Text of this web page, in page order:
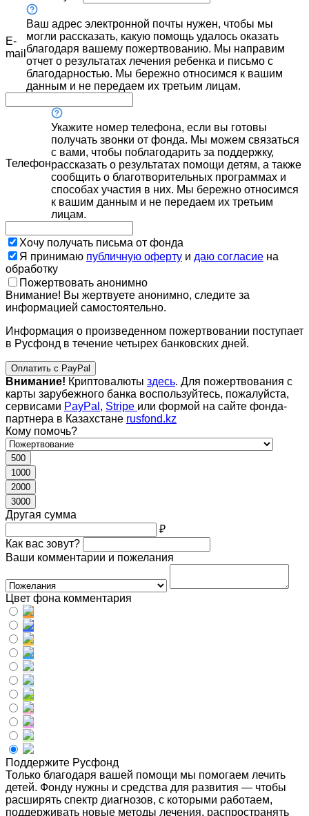
E-
mail
Ваш адрес электронной почты нужен, чтобы мы
могли рассказать, какую помощь удалось оказать
благодаря вашему пожертвованию. Мы направим
отчет о результатах лечения ребенка и письмо с
благодарностью. Мы бережно относимся к вашим
данным и не передаем их третьим лицам.
Телефон
Укажите номер телефона, если вы готовы
получать звонки от фонда. Мы можем связаться
с вами, чтобы поблагодарить за поддержку,
рассказать о результатах помощи детям, а также
сообщить о благотворительных программах и
способах участия в них. Мы бережно относимся
к вашим данным и не передаем их третьим
лицам.
Хочу получать письма от фонда
Я принимаю публичную оферту и даю согласие на
обработку
Пожертвовать анонимно
Внимание! Вы жертвуете анонимно, следите за
информацией самостоятельно.
Информация о произведенном пожертвовании поступает
в Русфонд в течение четырех банковских дней.
Оплатить с PayPal
Внимание! Криптовалюты здесь. Для пожертвования с
карты зарубежного банка воспользуйтесь, пожалуйста,
сервисами PayPal , Stripe или формой на сайте фонда-
партнера в Казахстане rusfond.kz
Кому помочь?
500
1000
2000
3000
Другая сумма
₽
Как вас зовут?
Ваши комментарии и пожелания
Цвет фона комментария
Поддержите Русфонд
Только благодаря вашей помощи мы помогаем лечить
детей. Фонду нужны и средства для развития — чтобы
расширять спектр диагнозов, с которыми работаем,
поддерживать новые методы лечения, распространять